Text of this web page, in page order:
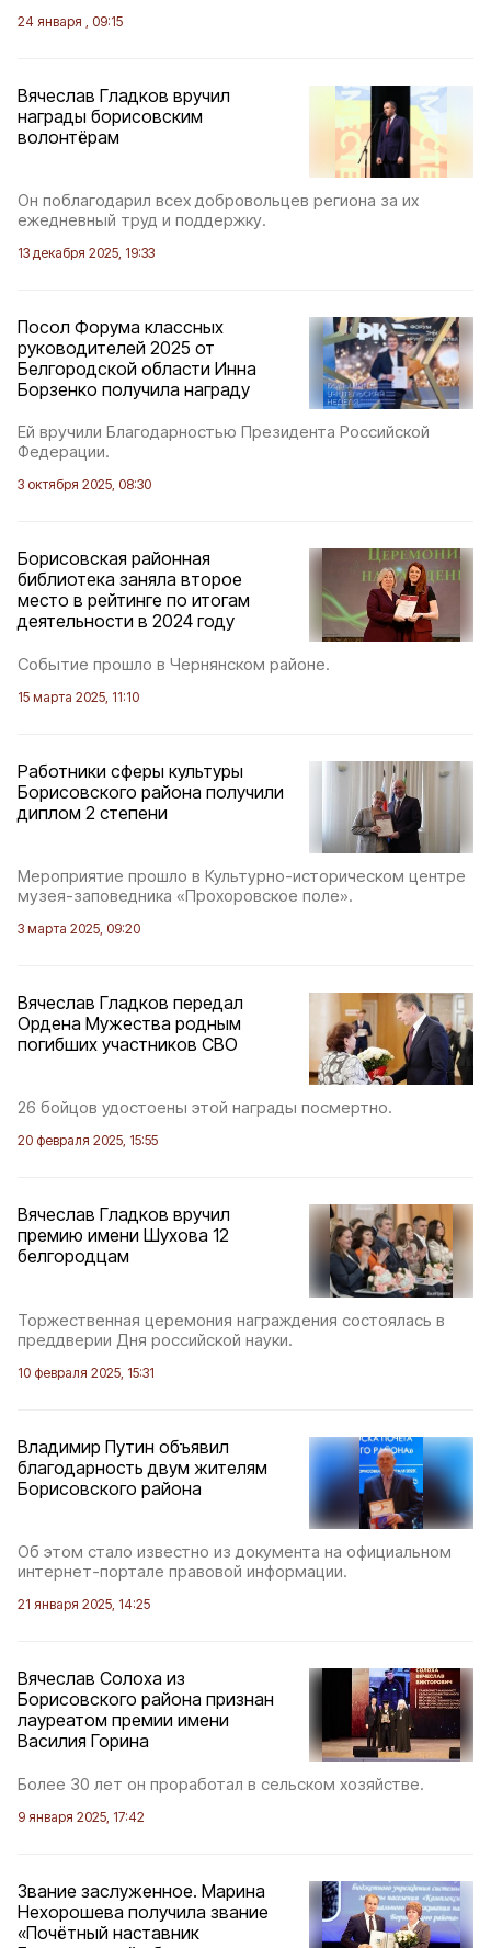
24 января , 09:15
Вячеслав Гладков вручил
награды борисовским
волонтёрам
Он поблагодарил всех добровольцев региона за их
ежедневный труд и поддержку.
13 декабря 2025, 19:33
Посол Форума классных
руководителей 2025 от
Белгородской области Инна
Борзенко получила награду
Ей вручили Благодарностью Президента Российской
Федерации.
3 октября 2025, 08:30
Борисовская районная
библиотека заняла второе
место в рейтинге по итогам
деятельности в 2024 году
Событие прошло в Чернянском районе.
15 марта 2025, 11:10
Работники сферы культуры
Борисовского района получили
диплом 2 степени
Мероприятие прошло в Культурно-историческом центре
музея-заповедника «Прохоровское поле».
3 марта 2025, 09:20
Вячеслав Гладков передал
Ордена Мужества родным
погибших участников СВО
26 бойцов удостоены этой награды посмертно.
20 февраля 2025, 15:55
Вячеслав Гладков вручил
премию имени Шухова 12
белгородцам
Торжественная церемония награждения состоялась в
преддверии Дня российской науки.
10 февраля 2025, 15:31
Владимир Путин объявил
благодарность двум жителям
Борисовского района
Об этом стало известно из документа на официальном
интернет-портале правовой информации.
21 января 2025, 14:25
Вячеслав Солоха из
Борисовского района признан
лауреатом премии имени
Василия Горина
Более 30 лет он проработал в сельском хозяйстве.
9 января 2025, 17:42
Звание заслуженное. Марина
Нехорошева получила звание
«Почётный наставник